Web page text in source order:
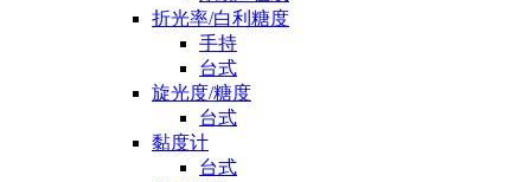
折光率/白利糖度
手持
台式
旋光度/糖度
台式
黏度计
台式